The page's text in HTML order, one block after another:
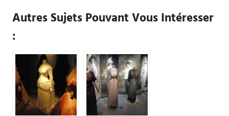
Autres Sujets Pouvant Vous Intéresser
: